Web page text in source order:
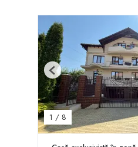
1 / 8
Previous